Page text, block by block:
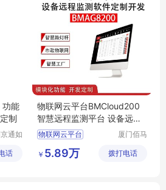
功能
制
通如
话
物联网云平台BMCloud200
智慧远程监测平台 设备远程
控制软件定制
物联网云平台
智慧监测平台
厦门佰马
公司
￥ 5.89万 拨打电话